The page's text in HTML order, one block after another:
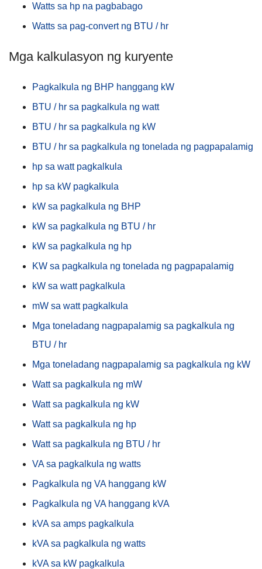
Watts sa hp na pagbabago
Watts sa pag-convert ng BTU / hr
Mga kalkulasyon ng kuryente
Pagkalkula ng BHP hanggang kW
BTU / hr sa pagkalkula ng watt
BTU / hr sa pagkalkula ng kW
BTU / hr sa pagkalkula ng tonelada ng pagpapalamig
hp sa watt pagkalkula
hp sa kW pagkalkula
kW sa pagkalkula ng BHP
kW sa pagkalkula ng BTU / hr
kW sa pagkalkula ng hp
KW sa pagkalkula ng tonelada ng pagpapalamig
kW sa watt pagkalkula
mW sa watt pagkalkula
Mga toneladang nagpapalamig sa pagkalkula ng
BTU / hr
Mga toneladang nagpapalamig sa pagkalkula ng kW
Watt sa pagkalkula ng mW
Watt sa pagkalkula ng kW
Watt sa pagkalkula ng hp
Watt sa pagkalkula ng BTU / hr
VA sa pagkalkula ng watts
Pagkalkula ng VA hanggang kW
Pagkalkula ng VA hanggang kVA
kVA sa amps pagkalkula
kVA sa pagkalkula ng watts
kVA sa kW pagkalkula